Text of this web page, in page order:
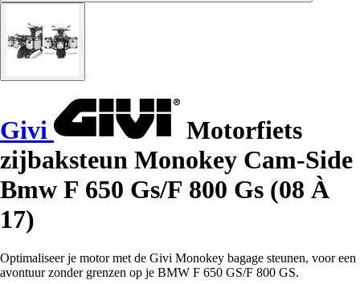
Givi
Motorfiets
zijbaksteun Monokey Cam-Side
Bmw F 650 Gs/F 800 Gs (08 À
17)
Optimaliseer je motor met de Givi Monokey bagage steunen, voor een
avontuur zonder grenzen op je BMW F 650 GS/F 800 GS.